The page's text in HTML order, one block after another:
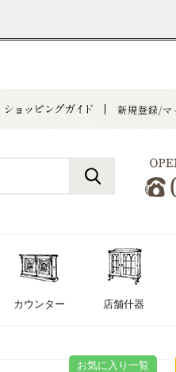
お気に入り一覧